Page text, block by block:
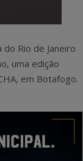
Rio de Janeiro
uma edição
em Botafogo.